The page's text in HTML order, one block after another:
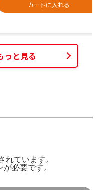
カートに入れる
っと見る
れています。
が必要です。